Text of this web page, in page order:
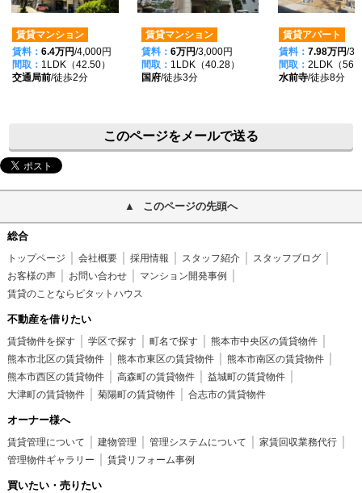
賃貸マンション
賃料： 6.4万円/4,000円
間取： 1LDK（42.50）
交通局前/徒歩2分
賃貸マンション
賃料： 6万円/3,000円
間取： 1LDK（40.28）
国府/徒歩3分
賃貸アパート
賃料： 7.98万円/
間取： 2LDK（
水前寺/徒歩8分
このページをメールで送る
このページの先頭へ
総合
トップページ 会社概要 採用情報 スタッフ紹介
スタッフブログ
お客様の声
お問い合わせ
マンション開発事例
賃貸のことならピタットハウス
不動産を借りたい
賃貸物件を探す 学区で探す 町名で探す
熊本市中央区の賃貸物件
熊本市北区の賃貸物件
熊本市東区の賃貸物件
熊本市南区の賃貸物件
熊本市西区の賃貸物件
高森町の賃貸物件
益城町の賃貸物件
大津町の賃貸物件
菊陽町の賃貸物件 合志市の賃貸物件
オーナー様へ
賃貸管理について 建物管理 管理システムについて
家賃回収業務代行
管理物件ギャラリー
賃貸リフォーム事例
買いたい・売りたい